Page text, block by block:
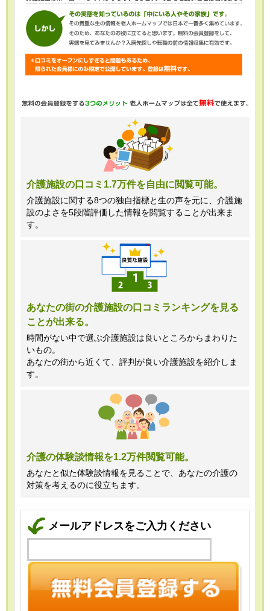
止・消去および第三者への提供の停止
（「開示等」といいます。）を受け付け
ております。開示等の求めは、以下の
「個人情報苦情及び相談窓口」で受け付
けます。
最適なご回答ができない場合がありま
・当ホームページではご利用状況の統計
調査のためクッキー等を用いております
が、これによる個人情報の取得、利用は
行っておりません。
株式会社クリエイターズネクスト個人情
報保護管理者 窪田望
TEL:0120-21-7070
（受付時間 10時～19時 土日祝日除
く・営業のお電話はお断りいたします）
介護施設の口コミ1.7万件を自由に閲覧可能。
介護施設に関する8つの独自指標と生の声を元に、介護施
設のよさを5段階評価した情報を閲覧することが出来ま
す。
あなたの街の介護施設の口コミランキングを見る
ことが出来る。
時間がない中で選ぶ介護施設は良いところからまわりた
いもの。
あなたの街から近くて、評判が良い介護施設を紹介しま
す。
介護の体験談情報を1.2万件閲覧可能。
あなたと似た体験談情報を見ることで、あなたの介護の
対策を考えるのに役立ちます。
メールアドレスをご入力ください